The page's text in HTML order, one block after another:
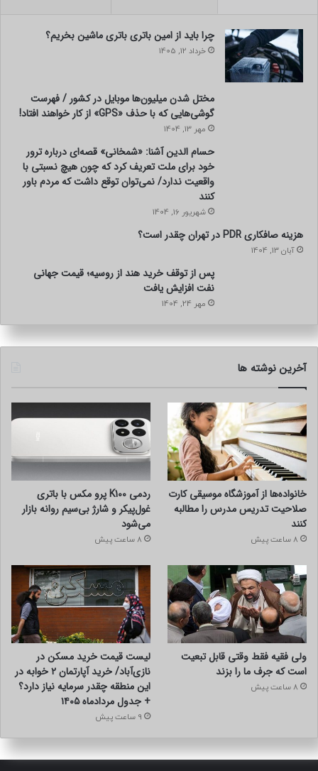
چرا باید از امین باتری باتری ماشین بخریم؟
خرداد 12, 1405
مختل شدن میلیون‌ها موبایل در کشور / فهرست
گوشی‌هایی که با حذف «GPS» از کار خواهند افتاد!
مهر 13, 1404
حسام الدین آشنا: «شمخانی» قصه‌ای درباره ترور
خود برای ملت تعریف کرد که چون هیچ نسبتی با
واقعیت ندارد/ نمی‌توان توقع داشت که مردم باور
کنند
شهریور 16, 1404
هزینه صافکاری PDR در تهران چقدر است؟
آبان 13, 1404
پس از توقف خرید هند از روسیه؛ قیمت جهانی
نفت افزایش یافت
مهر 24, 1404
آخرین نوشته ها
خانواده‌ها از آموزشگاه موسیقی کارت
صلاحیت تدریس مدرس را مطالبه
کنند
8 ساعت پیش
ردمی K100 پرو مکس با باتری
غول‌پیکر و شارژ بی‌سیم روانه بازار
می‌شود
8 ساعت پیش
ولی فقیه فقط وقتی قابل تبعیت
است که جرف ما را بزند
8 ساعت پیش
لیست قیمت خرید مسکن در
نازی‌آباد/ خرید آپارتمان ۲ خوابه در
این منطقه چقدر سرمایه نیاز دارد؟
+ جدول مردادماه ۱۴۰۵
9 ساعت پیش